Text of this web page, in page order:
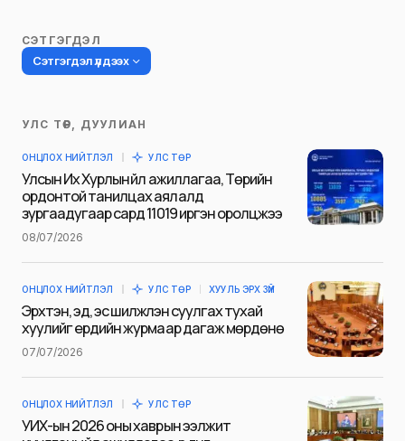
СЭТГЭГДЭЛ
Сэтгэгдэл үлдээх
Таны имэйл хаягийг нийтлэхгүй.
тэмдэглэсэн
Сэтгэгдэл*
Name
УЛС ТӨР, ДУУЛИАН
ОНЦЛОХ НИЙТЛЭЛ УЛС ТӨР
Улсын Их Хурлын үйл ажиллагаа, Төрийн
ордонтой танилцах аялалд
зургаадугаар сард 11019 иргэн оролцжээ
08/07/2026
ОНЦЛОХ НИЙТЛЭЛ УЛС ТӨР ХУУЛЬ ЭРХ ЗҮЙ
Эрхтэн, эд, эс шилжүүлэн суулгах тухай
хуулийг ердийн журмаар дагаж мөрдөнө
07/07/2026
ОНЦЛОХ НИЙТЛЭЛ УЛС ТӨР
УИХ-ын 2026 оны хаврын ээлжит